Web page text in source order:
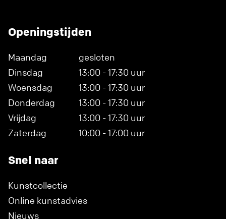
Openingstijden
Maandag
gesloten
Dinsdag
13:00 - 17:30 uur
Woensdag
13:00 - 17:30 uur
Donderdag
13:00 - 17:30 uur
Vrijdag
13:00 - 17:30 uur
Zaterdag
10:00 - 17:00 uur
Snel naar
Kunstcollectie
Online kunstadvies
Nieuws